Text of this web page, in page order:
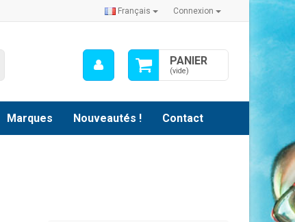
Connexion
Français
PANIER
(vide)
Mon
compte
Marques Nouveautés ! Contact